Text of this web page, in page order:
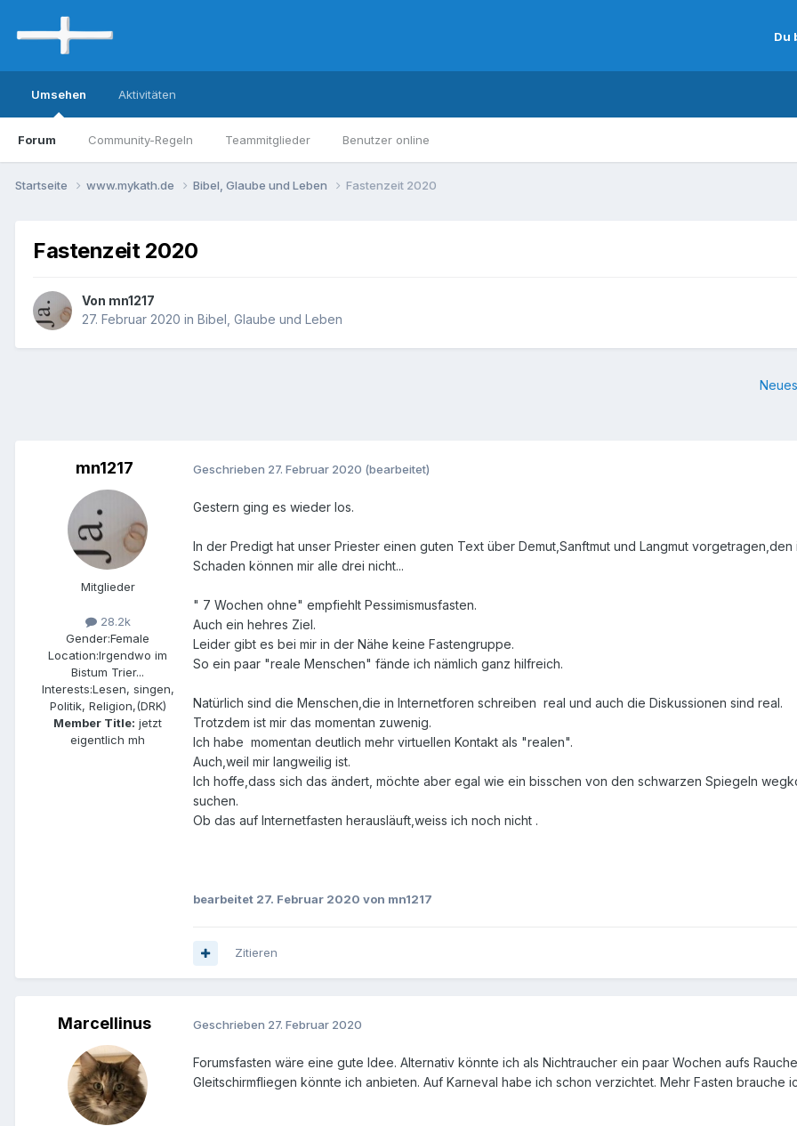
Du
Umsehen
Forum Community-Regeln Teammitglieder Benutzer online
Aktivitäten
Startseite www.mykath.de Bibel, Glaube und Leben Fastenzeit 2020
Fastenzeit 2020
Von mn1217
27. Februar 2020 in Bibel, Glaube und Leben
mn1217
Mitglieder
28.2k
Gender:Female
Location:Irgendwo im
Bistum Trier...
Interests:Lesen, singen,
Politik, Religion,(DRK)
Member Title: jetzt
eigentlich mh
Geschrieben 27. Februar 2020 (bearbeitet)
Gestern ging es wieder los.
In der Predigt hat unser Priester einen guten Text über Demut,Sanftmut und Langmut
Schaden können mir alle drei nicht...
" 7 Wochen ohne" empfiehlt Pessimismusfasten.
Auch ein hehres Ziel.
Leider gibt es bei mir in der Nähe keine Fastengruppe.
So ein paar "reale Menschen" fände ich nämlich ganz hilfreich.
Natürlich sind die Menschen,die in Internetforen schreiben real und auch die Diskussionen sind real.
Trotzdem ist mir das momentan zuwenig.
Ich habe momentan deutlich mehr virtuellen Kontakt als "realen".
Auch,weil mir langweilig ist.
Ich hoffe,dass sich das ändert, möchte aber egal wie ein bisschen von den schwarzen Spiegeln
suchen.
Ob das auf Internetfasten herausläuft,weiss ich noch nicht .
bearbeitet 27. Februar 2020 von mn1217
Zitieren
Marcellinus Geschrieben 27. Februar 2020
Forumsfasten wäre eine gute Idee. Alternativ könnte ich als Nichtraucher ein paar Wochen aufs
Gleitschirmfliegen könnte ich anbieten. Auf Karneval habe ich schon verzichtet. Mehr Fasten brauche